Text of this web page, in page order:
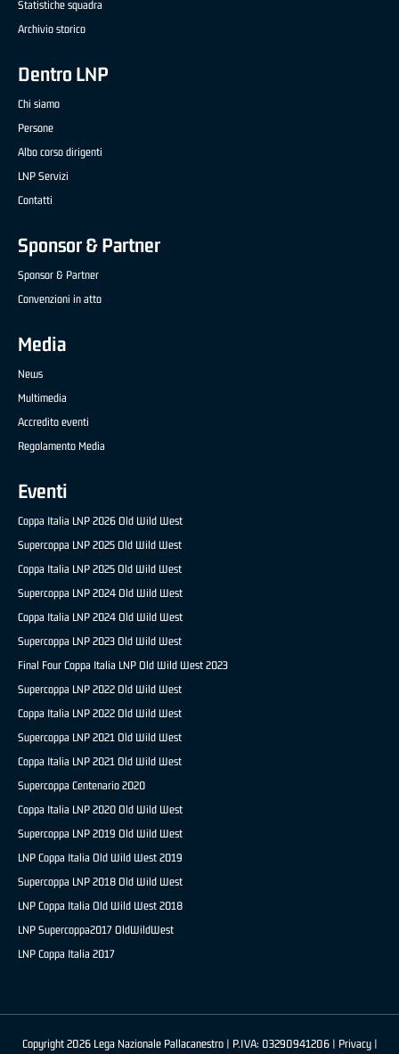
Statistiche squadra
Archivio storico
Dentro LNP
Chi siamo
Persone
Albo corso dirigenti
LNP Servizi
Contatti
Sponsor & Partner
Sponsor & Partner
Convenzioni in atto
Media
News
Multimedia
Accredito eventi
Regolamento Media
Eventi
Coppa Italia LNP 2026 Old Wild West
Supercoppa LNP 2025 Old Wild West
Coppa Italia LNP 2025 Old Wild West
Supercoppa LNP 2024 Old Wild West
Coppa Italia LNP 2024 Old Wild West
Supercoppa LNP 2023 Old Wild West
Final Four Coppa Italia LNP Old Wild West 2023
Supercoppa LNP 2022 Old Wild West
Coppa Italia LNP 2022 Old Wild West
Supercoppa LNP 2021 Old Wild West
Coppa Italia LNP 2021 Old Wild West
Supercoppa Centenario 2020
Coppa Italia LNP 2020 Old Wild West
Supercoppa LNP 2019 Old Wild West
LNP Coppa Italia Old Wild West 2019
Supercoppa LNP 2018 Old Wild West
LNP Coppa Italia Old Wild West 2018
LNP Supercoppa2017 OldWildWest
LNP Coppa Italia 2017
Copyright 2026 Lega Nazionale Pallacanestro | P.IVA: 03290941206 | Privacy|